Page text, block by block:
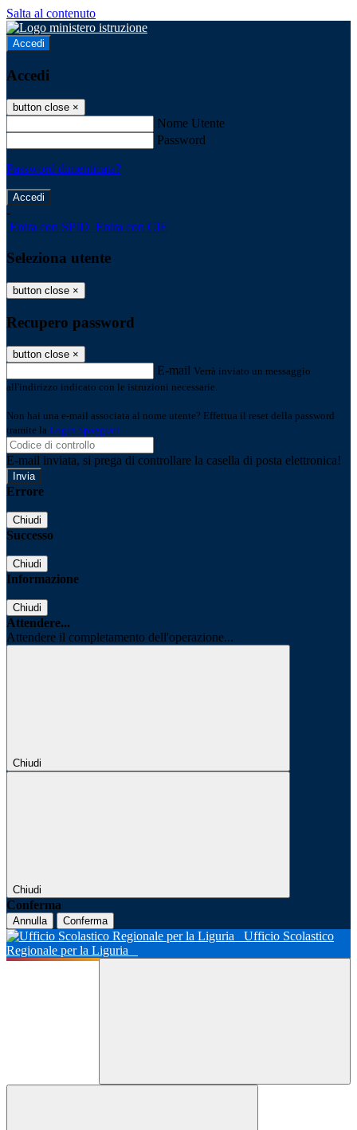
Salta al contenuto
Accedi
Accedi
button close ×
Nome Utente
Password
Password dimenticata?
-
Entra con SPID Entra con CIE
Seleziona utente
button close ×
Recupero password
button close ×
E-mail Verrà inviato un messaggio
all'indirizzo indicato con le istruzioni necessarie.
Non hai una e-mail associata al nome utente? Effettua il reset della password
tramite la Login Spaggiari
E-mail inviata, si prega di controllare la casella di posta elettronica!
Errore
Chiudi
Successo
Chiudi
Informazione
Chiudi
Attendere...
Attendere il completamento dell'operazione...
Chiudi
Chiudi
Conferma
Annulla Conferma
Ufficio Scolastico
Regionale per la Liguria